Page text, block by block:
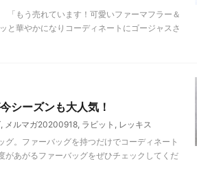
「もう売れています！可愛いファーマフラー＆
と華やかになりコーディネートにゴージャスさ
シーズンも大人気！
, メルマガ20200918, ラビット , レッキス
。ファーバッグを持つだけでコーディネート
あがるファーバッグをぜひチェックしてくだ